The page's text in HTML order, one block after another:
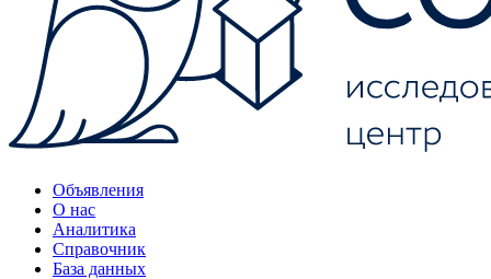
Объявления
О нас
Аналитика
Справочник
База данных